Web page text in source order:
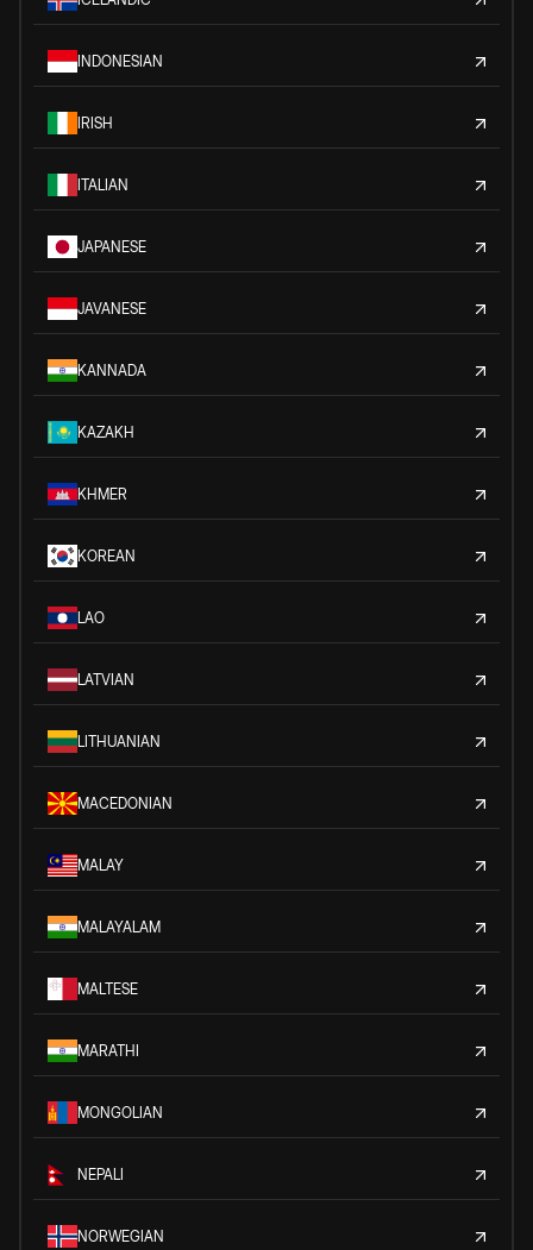
INDONESIAN
IRISH
ITALIAN
JAPANESE
JAVANESE
KANNADA
KAZAKH
KHMER
KOREAN
LAO
LATVIAN
LITHUANIAN
MACEDONIAN
MALAY
MALAYALAM
MALTESE
MARATHI
MONGOLIAN
NEPALI
NORWEGIAN